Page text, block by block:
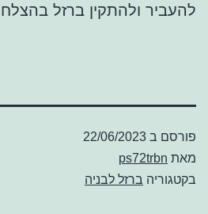
להעביר ולהתקין ברזל
פורסם ב 22/06/2023
מאת ps72trbn
בקטגוריה ברזל לבניה